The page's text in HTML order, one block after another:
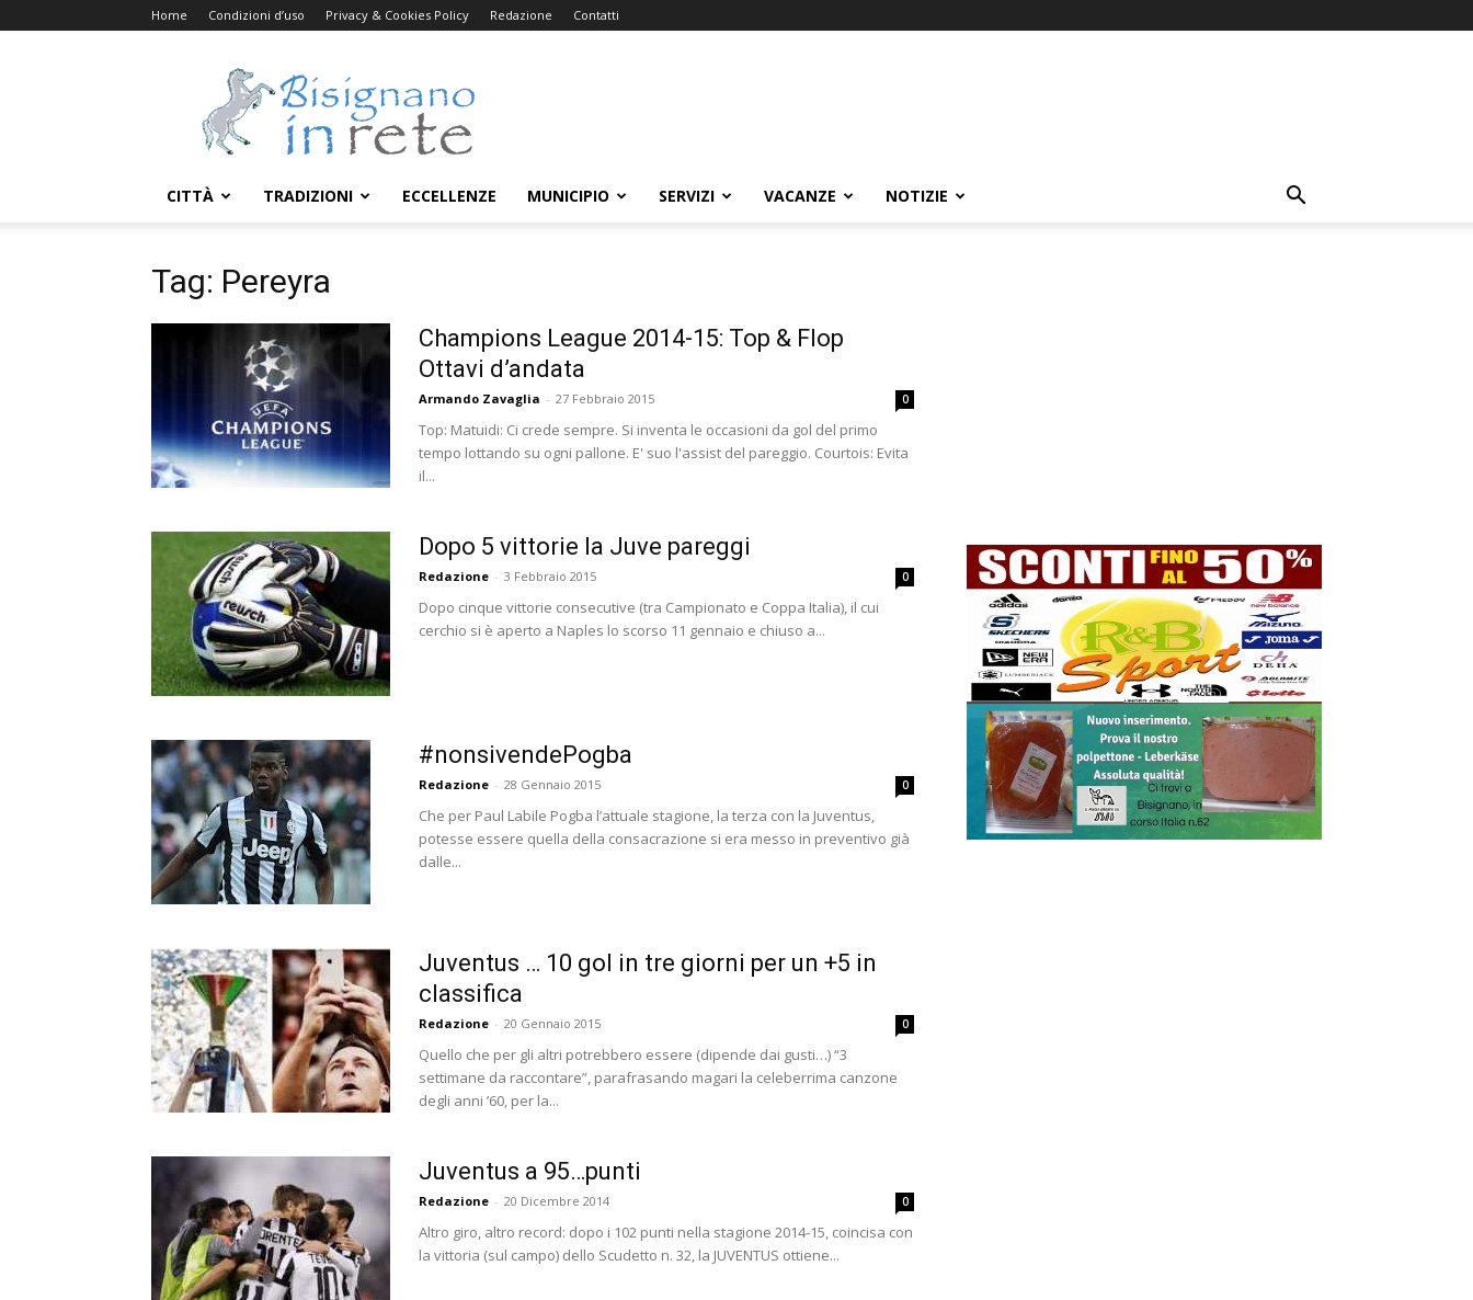
Home Condizioni d’uso Privacy & Cookies Policy Redazione Contatti
Bisignanoinrete.com
CITTÀ TRADIZIONI ECCELLENZE MUNICIPIO SERVIZI VACANZE NOTIZIE
Tag: Pereyra
Champions League 2014-15: Top & Flop
Ottavi d’andata
Armando Zavaglia - 27 Febbraio 2015 0
Top: Matuidi: Ci crede sempre. Si inventa le occasioni da gol del primo
tempo lottando su ogni pallone. E' suo l'assist del pareggio. Courtois: Evita
il...
Dopo 5 vittorie la Juve pareggi
Redazione - 3 Febbraio 2015 0
Dopo cinque vittorie consecutive (tra Campionato e Coppa Italia), il cui
cerchio si è aperto a Naples lo scorso 11 gennaio e chiuso a...
#nonsivendePogba
Redazione - 28 Gennaio 2015 0
Che per Paul Labile Pogba l’attuale stagione, la terza con la Juventus,
potesse essere quella della consacrazione si era messo in preventivo già
dalle...
Juventus … 10 gol in tre giorni per un +5 in
classifica
Redazione - 20 Gennaio 2015 0
Quello che per gli altri potrebbero essere (dipende dai gusti…) “3
settimane da raccontare”, parafrasando magari la celeberrima canzone
degli anni ’60, per la...
Juventus a 95…punti
Redazione - 20 Dicembre 2014 0
Altro giro, altro record: dopo i 102 punti nella stagione 2014-15, coincisa con
la vittoria (sul campo) dello Scudetto n. 32, la JUVENTUS ottiene...